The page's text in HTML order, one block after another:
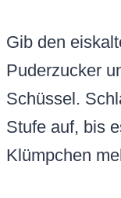
Gib den
Puderzucker
Schüssel.
Stufe auf, bis
Klümpchen